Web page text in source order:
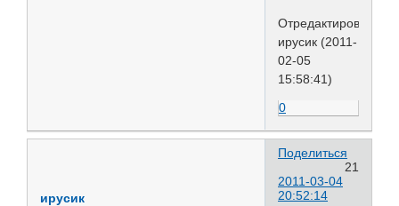
Отредактировано
ирусик (2011-
02-05
15:58:41)
0
Поделиться
21
2011-03-04
20:52:14
ирусик